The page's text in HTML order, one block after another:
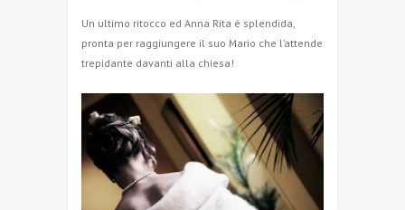
Un ultimo ritocco ed Anna Rita è splendida,
pronta per raggiungere il suo Mario che l’attende
trepidante davanti alla chiesa!